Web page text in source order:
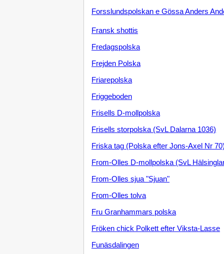
Forsslundspolskan e Gössa Anders
Fransk shottis
Fredagspolska
Frejden Polska
Friarepolska
Friggeboden
Frisells D-mollpolska
Frisells storpolska (SvL Dalarna 1036)
Friska tag (Polska efter Jons-Axel Nr
From-Olles D-mollpolska (SvL
From-Olles sjua "Sjuan"
From-Olles tolva
Fru Granhammars polska
Fröken chick Polkett efter Viksta-Lasse
Funäsdalingen